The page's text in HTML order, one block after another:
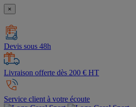
×
Devis sous 48h
Livraison offerte dès 200 € HT
Service client à votre écoute